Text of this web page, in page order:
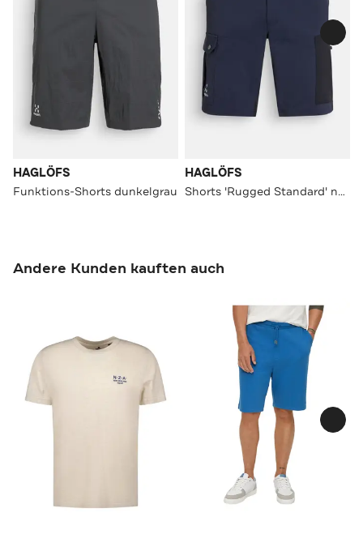
HAGLÖFS
Funktions-Shorts dunkelgrau
HAGLÖFS
Shorts 'Rugged Standard' navy
Andere Kunden kauften auch